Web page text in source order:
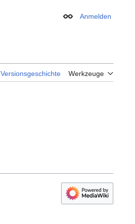
Erscheinungsbild
Anmelden
Versionsgeschichte Werkzeuge